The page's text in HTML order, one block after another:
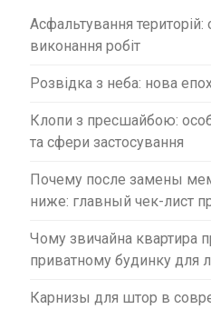
Асфальтування територій:
виконання робіт
Розвідка з неба: нова
Клопи з пресшайбою:
та сфери застосування
Почему после замены
ниже: главный чек-лист
Чому звичайна квартира
приватному будинку для
Карнизы для штор в